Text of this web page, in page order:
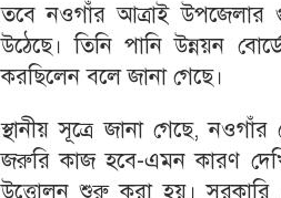
তবে নওগাঁর আত্রাই উপজেলার
উঠেছে। তিনি পানি উন্নয়ন
করছিলেন বলে জানা গেছে।
স্থানীয় সূত্রে জানা গেছে,
জরুরি কাজ হবে-এমন কারণ
উত্তোলন শুরু করা হয়।